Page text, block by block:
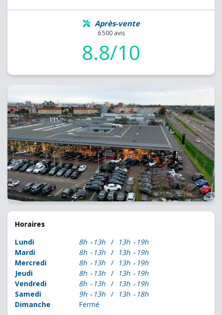
Après-vente
6 500 avis
8.8/10
Horaires
Lundi
8h 13h 13h
19h
Mardi
8h 13h 13h
19h
Mercredi
8h 13h 13h
19h
Jeudi
8h 13h 13h
19h
Vendredi
8h 13h 13h
19h
Samedi
9h 13h 13h
18h
Dimanche
Fermé